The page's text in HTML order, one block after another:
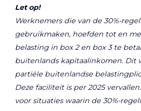
Let op!
Werknemers die van de 30%-
gebruikmaken, hoefden tot en
belasting in box 2 en box 3 te
buitenlands kapitaalinkomen. Dit
partiële buitenlandse
Deze faciliteit is per 2025
voor situaties waarin de 30%-